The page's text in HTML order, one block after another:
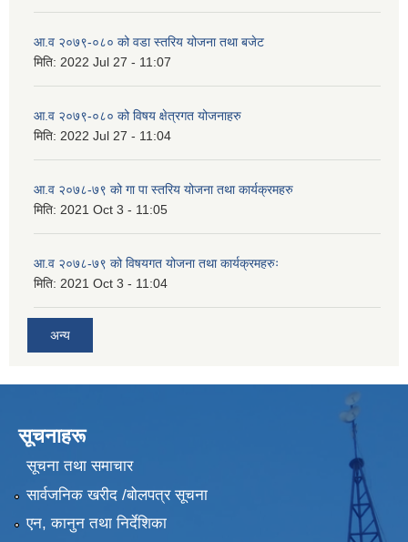
आ.व २०७९-०८० को वडा स्तरिय योजना तथा बजेट
मिति: 2022 Jul 27 - 11:07
आ.व २०७९-०८० को विषय क्षेत्रगत योजनाहरु
मिति: 2022 Jul 27 - 11:04
आ.व २०७८-७९ को गा पा स्तरिय योजना तथा कार्यक्रमहरु
मिति: 2021 Oct 3 - 11:05
आ.व २०७८-७९ को विषयगत योजना तथा कार्यक्रमहरुः
मिति: 2021 Oct 3 - 11:04
अन्य
सूचनाहरू
सूचना तथा समाचार
सार्वजनिक खरीद /बोलपत्र सूचना
एन, कानुन तथा निर्देशिका